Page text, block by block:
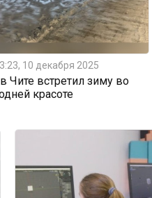
10 декабря 2025
встретил зиму во
красоте